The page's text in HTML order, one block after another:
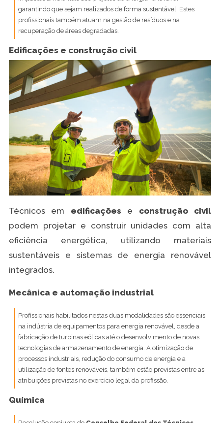
garantindo que sejam realizados de forma sustentável. Estes
profissionais também atuam na gestão de resíduos e na
recuperação de áreas degradadas.
Edificações e construção civil
Técnicos em edificações e construção civil
podem projetar e construir unidades com alta
eficiência energética, utilizando materiais
sustentáveis e sistemas de energia renovável
integrados.
Mecânica e automação industrial
Profissionais habilitados nestas duas modalidades são essenciais
na indústria de equipamentos para energia renovável, desde a
fabricação de turbinas eólicas até o desenvolvimento de novas
tecnologias de armazenamento de energia. A otimização de
processos industriais, redução do consumo de energia e a
utilização de fontes renováveis, também estão previstas entre as
atribuições previstas no exercício legal da profissão.
Química